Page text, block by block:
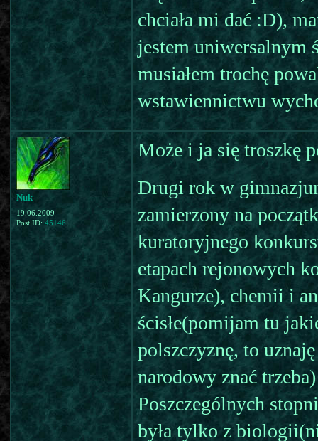
chciała mi dać :D),
jestem uniwersalnym
musiałem trochę
wstawiennictwu
Nuk
19.06.2009
Post ID: 45146
Może i ja się troszkę
Drugi rok w
zamierzony na
kuratoryjnego
etapach rejonowych
Kangurze), chemii i
ścisłe(pomijam tu
polszczyznę, to
narodowy znać
Poszczególnych
była tylko z